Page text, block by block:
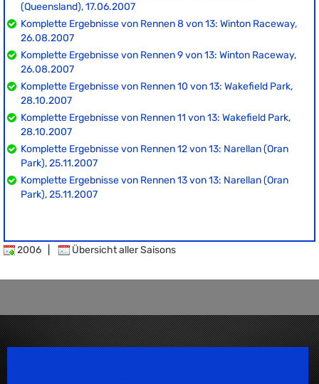
(Queensland), 17.06.2007
Komplette Ergebnisse von Rennen 8 von 13: Winton Raceway,
26.08.2007
Komplette Ergebnisse von Rennen 9 von 13: Winton Raceway,
26.08.2007
Komplette Ergebnisse von Rennen 10 von 13: Wakefield Park,
28.10.2007
Komplette Ergebnisse von Rennen 11 von 13: Wakefield Park,
28.10.2007
Komplette Ergebnisse von Rennen 12 von 13: Narellan (Oran
Park), 25.11.2007
Komplette Ergebnisse von Rennen 13 von 13: Narellan (Oran
Park), 25.11.2007
2006 Übersicht aller Saisons